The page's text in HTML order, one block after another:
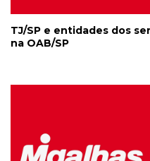
TJ/SP e entidades dos
na OAB/SP